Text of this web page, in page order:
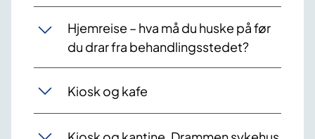
Hjemreise – hva må du huske på før
du drar fra behandlingsstedet?
Kiosk og kafe